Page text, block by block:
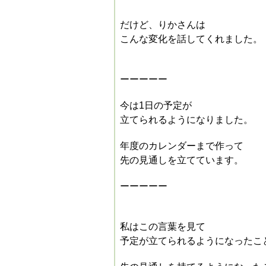
だけど、
りかさんは
こんな変化を話してくれました。
ーーーーー
今は1日の予定が
立てられるようになりました。
年度のカレンダーまで作って
先の見通しを立てています。
ーーーーー
私はこの言葉を見て
予定が立てられるようになったこ